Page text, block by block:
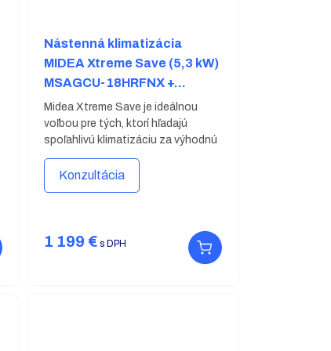
Nástenná klimatizácia
MIDEA Xtreme Save (5,3 kW)
MSAGCU-18HRFNX +
MOX301-18HFN8
Midea Xtreme Save je ideálnou
voľbou pre tých, ktorí hľadajú
spoľahlivú klimatizáciu za výhodnú
cenu. Vo svojej kategórii ponúka
vynikajúci pomer cena-výkon vďaka
jednoduchému dizajnu, tichej
Konzultácia
1 199 € s DPH